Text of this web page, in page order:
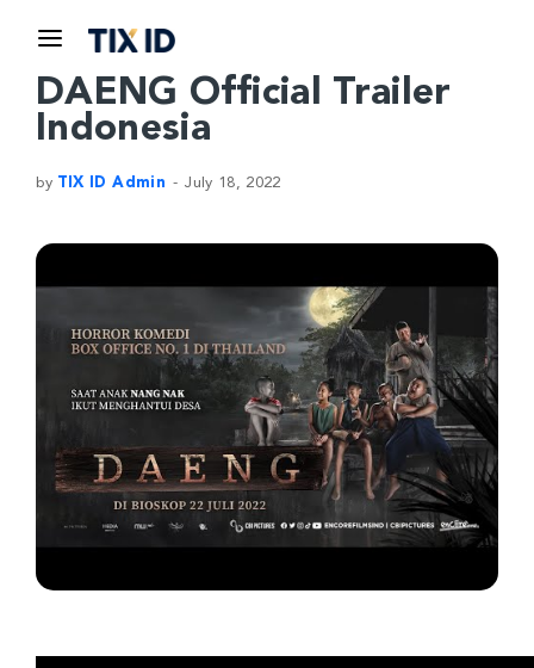
DAENG Official Trailer
Indonesia
by TIX ID Admin July 18, 2022